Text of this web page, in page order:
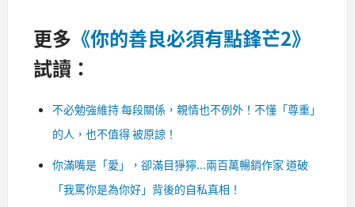
更多 《你的善良必須有點鋒芒2》
試讀：
不必勉強維持 每段關係，親情也不例外！不懂「尊重」
的人，也不值得 被原諒！
你滿嘴是「愛」，卻滿目猙獰...兩百萬暢銷作家 道破
「我罵你是為你好」背後的自私真相！